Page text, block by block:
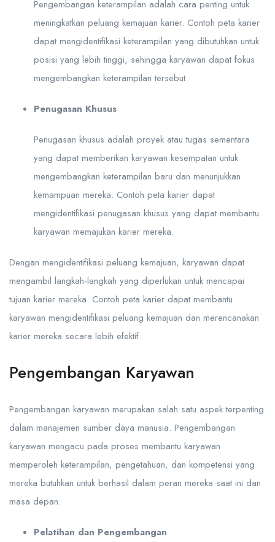
Pengembangan keterampilan adalah cara penting untuk
meningkatkan peluang kemajuan karier. Contoh peta karier
dapat mengidentifikasi keterampilan yang dibutuhkan untuk
posisi yang lebih tinggi, sehingga karyawan dapat fokus
mengembangkan keterampilan tersebut.
Penugasan Khusus
Penugasan khusus adalah proyek atau tugas sementara
yang dapat memberikan karyawan kesempatan untuk
mengembangkan keterampilan baru dan menunjukkan
kemampuan mereka. Contoh peta karier dapat
mengidentifikasi penugasan khusus yang dapat membantu
karyawan memajukan karier mereka.
Dengan mengidentifikasi peluang kemajuan, karyawan dapat
mengambil langkah-langkah yang diperlukan untuk mencapai
tujuan karier mereka. Contoh peta karier dapat membantu
karyawan mengidentifikasi peluang kemajuan dan merencanakan
karier mereka secara lebih efektif.
Pengembangan Karyawan
Pengembangan karyawan merupakan salah satu aspek terpenting
dalam manajemen sumber daya manusia. Pengembangan
karyawan mengacu pada proses membantu karyawan
memperoleh keterampilan, pengetahuan, dan kompetensi yang
mereka butuhkan untuk berhasil dalam peran mereka saat ini dan
masa depan.
Pelatihan dan Pengembangan